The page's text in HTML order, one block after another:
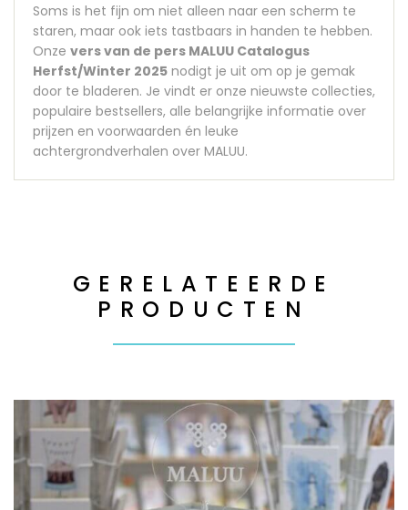
Soms is het fijn om niet alleen naar een scherm te
staren, maar ook iets tastbaars in handen te hebben.
Onze vers van de pers MALUU Catalogus
Herfst/Winter 2025 nodigt je uit om op je gemak
door te bladeren. Je vindt er onze nieuwste collecties,
populaire bestsellers, alle belangrijke informatie over
prijzen en voorwaarden én leuke
achtergrondverhalen over MALUU.
GERELATEERDE
PRODUCTEN